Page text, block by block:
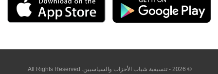
© 2026 - تنسيقية شباب الأحزاب والسياسيين. All Rights Reserved.